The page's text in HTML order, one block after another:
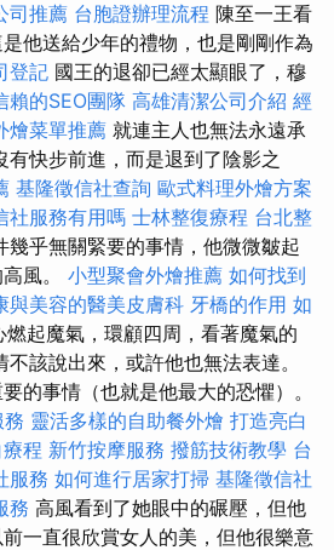
司推薦 台胞證辦理流程 陳至一王看
他送給少年的禮物，也是剛剛作為
登記 國王的退卻已經太顯眼了​​，穆
賴的SEO團隊 高雄清潔公司介紹 經
燴菜單推薦 就連主人也無法永遠承
有快步前進，而是退到了陰影之
基隆徵信社查詢 歐式料理外燴方案
社服務有用嗎 士林整復療程 台北整
幾乎無關緊要的事情，他微微皺起
風。 小型聚會外燴推薦 如何找到
與美容的醫美皮膚科 牙橋的作用 如
燃起魔氣，環顧四周，看著魔氣的
該說出來，或許他也無法表達。
的事情（也就是他最大的恐懼）。
靈活多樣的自助餐外燴 打造亮白
程 新竹按摩服務 撥筋技術教學 台
服務 如何進行居家打掃 基隆徵信社
務 高風看到了她眼中的碾壓，但他
一直很欣賞女人的美，但他很樂意